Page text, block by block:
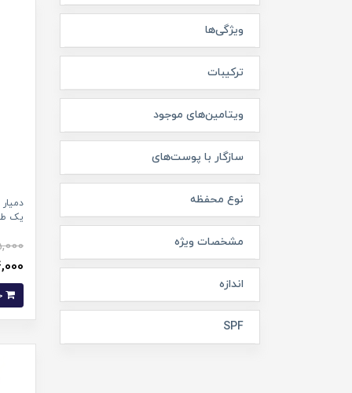
ویژگی‌ها
ترکیبات
ویتامین‌های موجود
سازگار با پوست‌های
نوع محفظه
مشخصات ویژه
اندازه
SPF
یک
74,000